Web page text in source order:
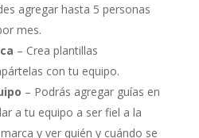
agregar hasta 5 personas
mes.
– Crea plantillas
con tu equipo.
– Podrás agregar guías en
a tu equipo a ser fiel a la
y ver quién y cuándo se